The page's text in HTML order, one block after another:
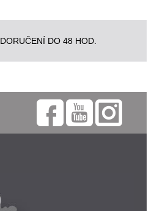
DORUČENÍ DO 48 HOD.